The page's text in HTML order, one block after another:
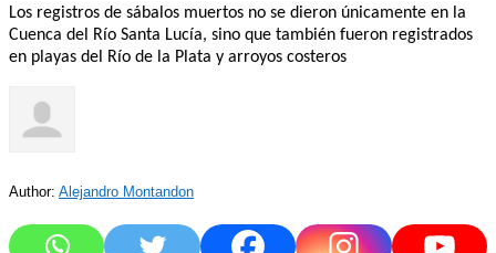
Los registros de sábalos muertos no se dieron únicamente en la
Cuenca del Río Santa Lucía, sino que también fueron registrados
en playas del Río de la Plata y arroyos costeros
Author: Alejandro Montandon